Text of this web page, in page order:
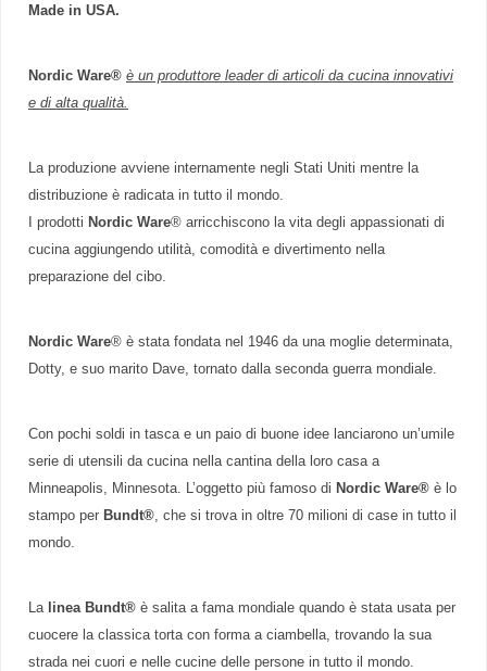
Made in USA.
Nordic Ware® è un produttore leader di articoli da cucina innovativi
e di alta qualità.
La produzione avviene internamente negli Stati Uniti mentre la
distribuzione è radicata in tutto il mondo.
I prodotti Nordic Ware® arricchiscono la vita degli appassionati di
cucina aggiungendo utilità, comodità e divertimento nella
preparazione del cibo.
Nordic Ware® è stata fondata nel 1946 da una moglie determinata,
Dotty, e suo marito Dave, tornato dalla seconda guerra mondiale.
Con pochi soldi in tasca e un paio di buone idee lanciarono un’umile
serie di utensili da cucina nella cantina della loro casa a
Minneapolis, Minnesota. L’oggetto più famoso di Nordic Ware® è lo
stampo per Bundt® , che si trova in oltre 70 milioni di case in tutto il
mondo.
La linea Bundt® è salita a fama mondiale quando è stata usata per
cuocere la classica torta con forma a ciambella, trovando la sua
strada nei cuori e nelle cucine delle persone in tutto il mondo.